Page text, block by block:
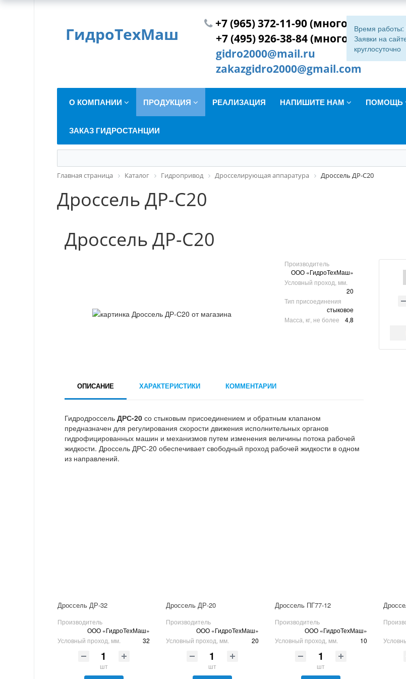
ГидроТехМаш
+7 (965) 372-11-90 (многокан.)
+7 (495) 926-38-84 (многокан.)
gidro2000@mail.ru
zakazgidro2000@gmail.com
Время
Заявки на
круглосуточно
О КОМПАНИИ ПРОДУКЦИЯ РЕАЛИЗАЦИЯ НАПИШИТЕ НАМ ПОМОЩЬ
ЗАКАЗ ГИДРОСТАНЦИИ
Главная страница Каталог Гидропривод Дросселирующая аппаратура Дроссель ДР-С20
Дроссель ДР-С20
Дроссель ДР-С20
Производитель
ООО «ГидроТехМаш»
Условный проход, мм.
20
Тип присоединения
стыковое
Масса, кг, не более
4,8
ОПИСАНИЕ ХАРАКТЕРИСТИКИ КОММЕНТАРИИ
ГидродроссельДРС-20 со стыковым присоединением и обратным клапаном
предназначен для регулирования скорости движения исполнительных органов
гидрофицированных машин и механизмов путем изменения величины потока рабочей
жидкости. Дроссель ДРС-20 обеспечивает свободный проход рабочей жидкости в одном
из направлений.
Дроссель ДР-32
Производитель
ООО «ГидроТехМаш»
Условный проход, мм.
32
шт
Дроссель ДР-20
Производитель
ООО «ГидроТехМаш»
Условный проход, мм.
20
шт
Дроссель ПГ77-12
Производитель
ООО «ГидроТехМаш»
Условный проход, мм.
10
шт